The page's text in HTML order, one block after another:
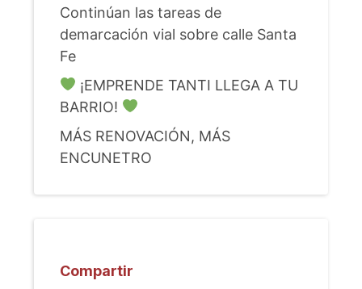
Continúan las tareas de
demarcación vial sobre calle Santa
Fe
¡EMPRENDE TANTI LLEGA A TU
BARRIO!
MÁS RENOVACIÓN, MÁS
ENCUNETRO
Compartir